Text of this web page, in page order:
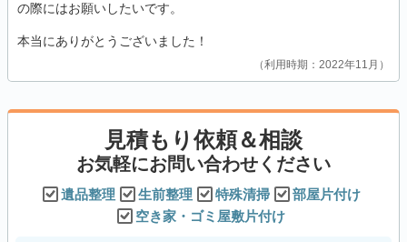
の際にはお願いしたいです。
本当にありがとうございました！
利用時期：2022年11月
見積もり依頼＆相談
お気軽にお問い合わせください
遺品整理 生前整理 特殊清掃
部屋片付け
空き家・ゴミ屋敷片付け